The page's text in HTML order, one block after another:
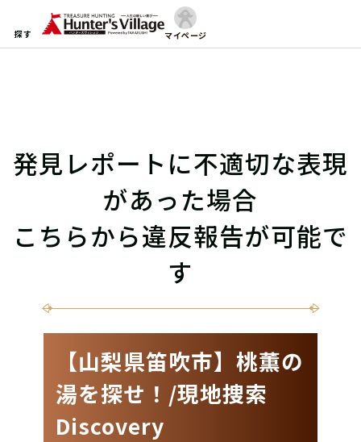
探す マイページ
発見レポートに不適切な表現
があった場合
こちらから違反報告が可能で
す
【山梨県笛吹市】桃薫の
湯を探せ！/現地捜索
Discovery